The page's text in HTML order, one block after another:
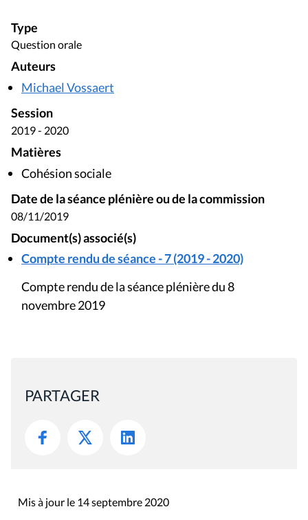
Type
Question orale
Auteurs
Michael Vossaert
Session
2019 - 2020
Matières
Cohésion sociale
Date de la séance plénière ou de la commission
08/11/2019
Document(s) associé(s)
Compte rendu de séance - 7 (2019 - 2020)
Compte rendu de la séance plénière du 8
novembre 2019
PARTAGER
Mis à jour le 14 septembre 2020